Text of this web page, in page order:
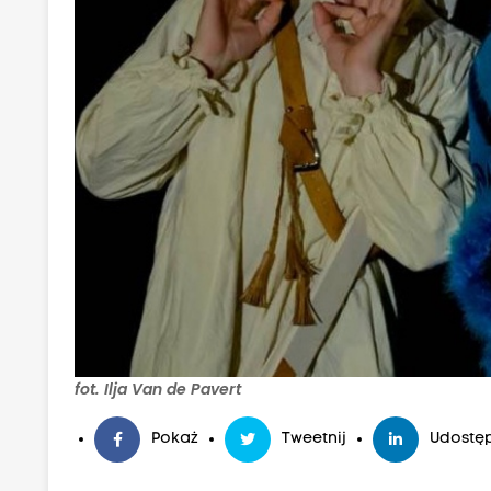
fot. Ilja Van de Pavert
Pokaż Tweetnij